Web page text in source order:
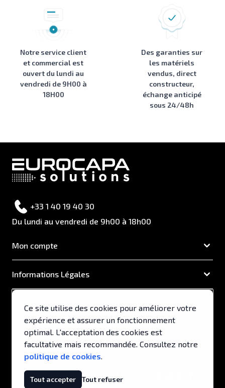
Notre service client
et commercial est
ouvert du lundi au
vendredi de 9H00 à
18H00
Des garanties sur
les matériels
vendus, direct
constructeur,
échange anticipé
sous 24/48h
+33 1 40 19 40 30
Du lundi au vendredi de 9h00 à 18h00
Mon compte
Informations Légales
Support & Services
Ce site utilise des cookies pour améliorer votre
expérience et assurer un fonctionnement
optimal. L'acceptation des cookies est
facultative mais recommandée. Consultez notre
politique de cookies.
Tout accepter Tout refuser